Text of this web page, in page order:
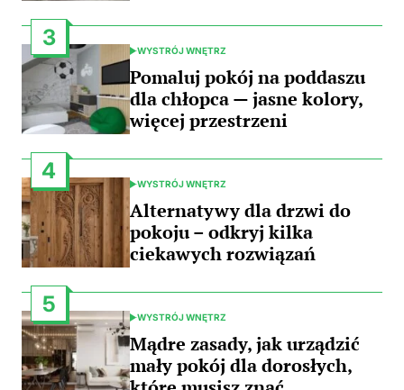
3
POSTED
IN
WYSTRÓJ WNĘTRZ
Pomaluj pokój na poddaszu
dla chłopca — jasne kolory,
więcej przestrzeni
4
POSTED
IN
WYSTRÓJ WNĘTRZ
Alternatywy dla drzwi do
pokoju – odkryj kilka
ciekawych rozwiązań
5
POSTED
IN
WYSTRÓJ WNĘTRZ
Mądre zasady, jak urządzić
mały pokój dla dorosłych,